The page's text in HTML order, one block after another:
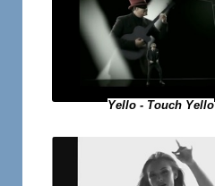
Yello - Touch Yello